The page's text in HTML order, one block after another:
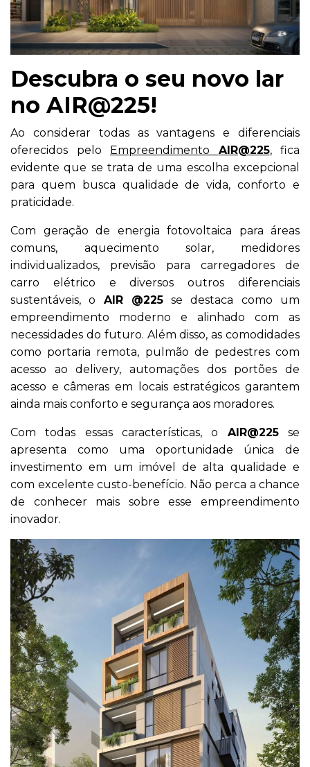
Descubra o seu novo lar
no AIR@225!
Ao considerar todas as vantagens e diferenciais
oferecidos pelo Empreendimento AIR@225, fica
evidente que se trata de uma escolha excepcional
para quem busca qualidade de vida, conforto e
praticidade.
Com geração de energia fotovoltaica para áreas
comuns, aquecimento solar, medidores
individualizados, previsão para carregadores de
carro elétrico e diversos outros diferenciais
sustentáveis, o AIR @225se destaca como um
empreendimento moderno e alinhado com as
necessidades do futuro. Além disso, as comodidades
como portaria remota, pulmão de pedestres com
acesso ao delivery, automações dos portões de
acesso e câmeras em locais estratégicos garantem
ainda mais conforto e segurança aos moradores.
Com todas essas características, o AIR@225se
apresenta como uma oportunidade única de
investimento em um imóvel de alta qualidade e
com excelente custo-benefício. Não perca a chance
de conhecer mais sobre esse empreendimento
inovador.